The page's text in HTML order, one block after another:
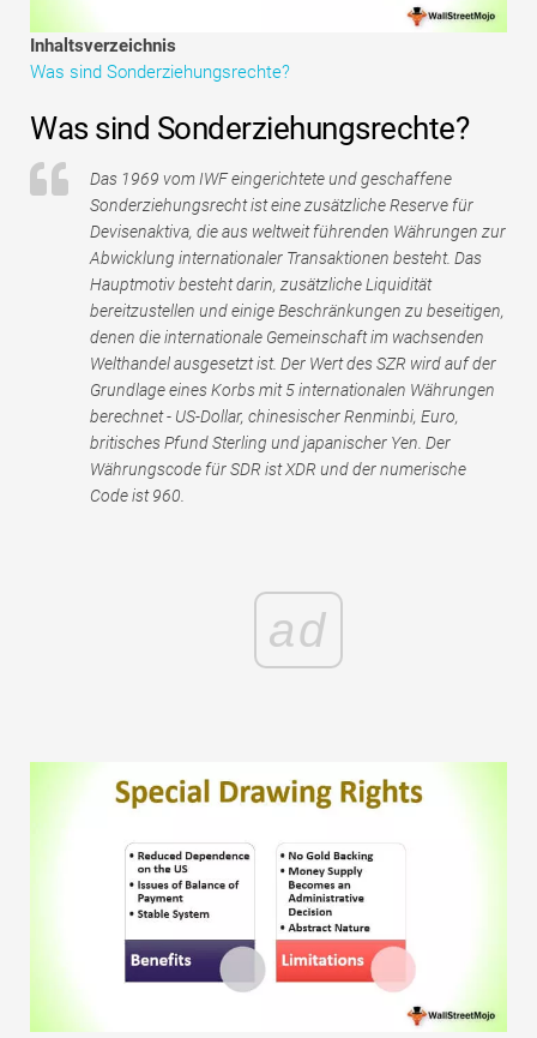
Vollständige Form
Risikomanagement-Tutorials
Inhaltsverzeichnis
Was sind Sonderziehungsrechte?
Was sind Sonderziehungsrechte?
Das 1969 vom IWF eingerichtete und geschaffene
Sonderziehungsrecht ist eine zusätzliche Reserve für
Devisenaktiva, die aus weltweit führenden Währungen zur
Abwicklung internationaler Transaktionen besteht. Das
Hauptmotiv besteht darin, zusätzliche Liquidität
bereitzustellen und einige Beschränkungen zu beseitigen,
denen die internationale Gemeinschaft im wachsenden
Welthandel ausgesetzt ist. Der Wert des SZR wird auf der
Grundlage eines Korbs mit 5 internationalen Währungen
berechnet - US-Dollar, chinesischer Renminbi, Euro,
britisches Pfund Sterling und japanischer Yen. Der
Währungscode für SDR ist XDR und der numerische
Code ist 960.
ad